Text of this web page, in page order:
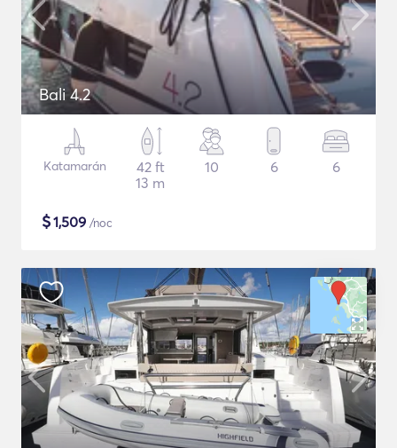
Bali 4.2
Katamarán
42 ft
13 m
10 6 6
$1,509 /noc